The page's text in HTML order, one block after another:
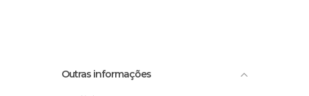
Outras informações